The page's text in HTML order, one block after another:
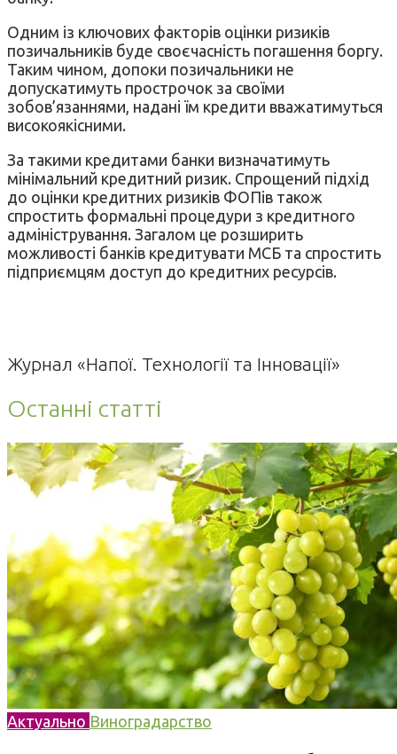
Одним із ключових факторів оцінки ризиків
позичальників буде своєчасність погашення боргу.
Таким чином, допоки позичальники не
допускатимуть прострочок за своїми
зобов’язаннями, надані їм кредити вважатимуться
високоякісними.
За такими кредитами банки визначатимуть
мінімальний кредитний ризик. Спрощений підхід
до оцінки кредитних ризиків ФОПів також
спростить формальні процедури з кредитного
адміністрування. Загалом це розширить
можливості банків кредитувати МСБ та спростить
підприємцям доступ до кредитних ресурсів.
Журнал «Напої. Технології та Інновації»
Останні статті
Актуально Виноградарство